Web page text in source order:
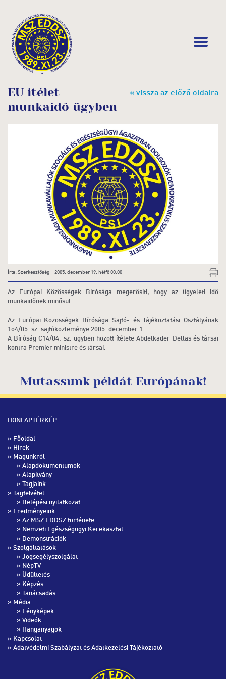
« vissza az előző oldalra
EU itélet
munkaidő ügyben
Írta: Szerkesztőség 2005. december 19. hétfő 00:00
Az Európai Közösségek Bírósága megerősíti, hogy az ügyeleti idő
munkaidőnek minősül.
Az Európai Közösségek Bírósága Sajtó- és Tájékoztatási Osztályának
1o4/05. sz. sajtóközleménye 2005. december 1.
A Bíróság C14/04. sz. ügyben hozott ítélete Abdelkader Dellas és társai
kontra Premier ministre és társai.
Mutassunk példát Európának!
HONLAPTÉRKÉP
» Főoldal
» Hírek
» Magunkról
» Alapdokumentumok
» Alapítvány
» Tagjaink
» Tagfelvétel
» Belépési nyilatkozat
» Eredményeink
» Az MSZ EDDSZ története
» Nemzeti Egészségügyi Kerekasztal
» Demonstrációk
» Szolgáltatások
» Jogsegélyszolgálat
» NépTV
» Üdültetés
» Képzés
» Tanácsadás
» Média
» Fényképek
» Videók
» Hanganyagok
» Kapcsolat
» Adatvédelmi Szabályzat és Adatkezelési Tájékoztató